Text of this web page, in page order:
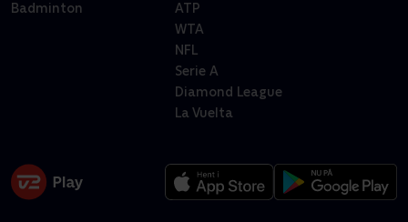
Badminton
ATP
WTA
NFL
Serie A
Diamond League
La Vuelta